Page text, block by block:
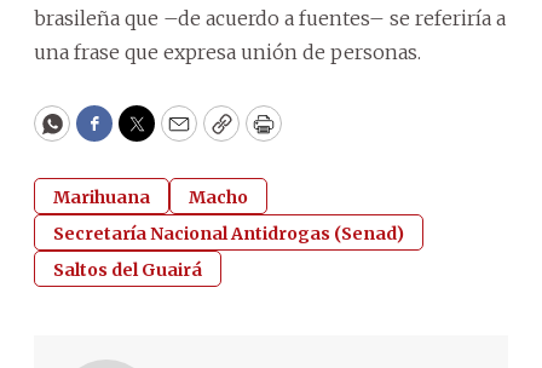
brasileña que –de acuerdo a fuentes– se referiría a
una frase que expresa unión de personas.
WhatsApp
Facebook
Twitter
EmailCopyPrint
Marihuana
Macho
Secretaría Nacional Antidrogas (Senad)
Saltos del Guairá